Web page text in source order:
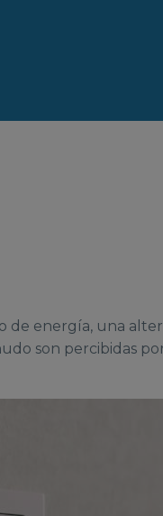
de energía, una
son percibidas